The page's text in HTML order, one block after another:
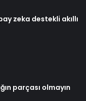
zeka destekli akıllı
parçası olmayın